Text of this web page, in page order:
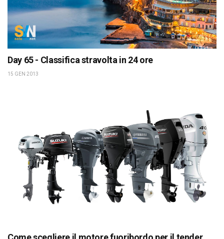
Day 65 - Classifica stravolta in 24 ore
15 GEN 2013